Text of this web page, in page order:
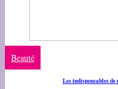
Beauté
Les indispensables